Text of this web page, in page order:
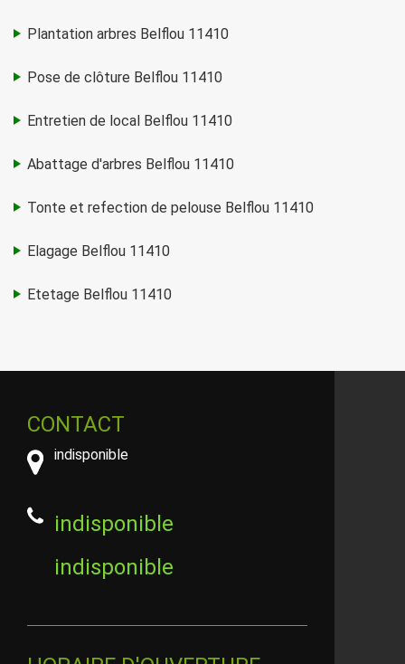
Plantation arbres Belflou 11410
Pose de clôture Belflou 11410
Entretien de local Belflou 11410
Abattage d'arbres Belflou 11410
Tonte et refection de pelouse Belflou 11410
Elagage Belflou 11410
Etetage Belflou 11410
CONTACT
indisponible
indisponible
indisponible